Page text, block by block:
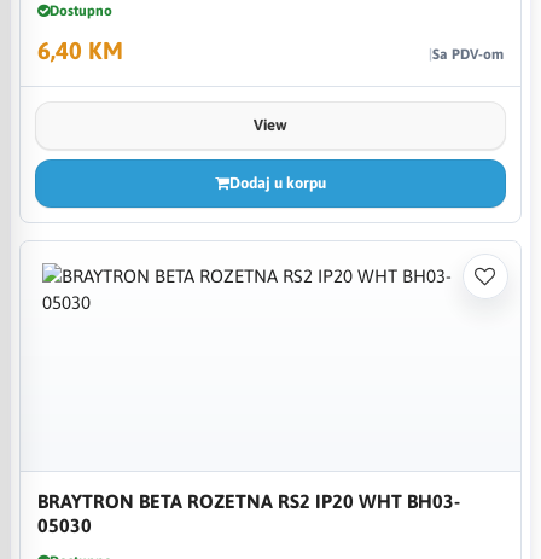
Dostupno
6,40 KM Sa PDV-om
View
Dodaj u korpu
BRAYTRON BETA ROZETNA RS2 IP20 WHT BH03-
05030